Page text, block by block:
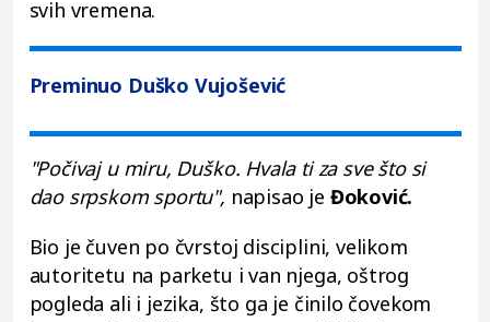
svih vremena.
Preminuo Duško Vujošević
"Počivaj u miru, Duško. Hvala ti za sve što si
dao srpskom sportu", napisao je Đoković.
Bio je čuven po čvrstoj disciplini, velikom
autoritetu na parketu i van njega, oštrog
pogleda ali i jezika, što ga je činilo čovekom